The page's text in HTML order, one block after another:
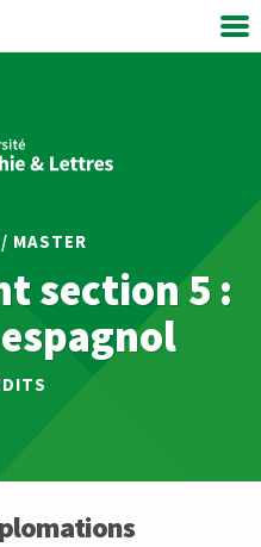
MASTER
section 5 :